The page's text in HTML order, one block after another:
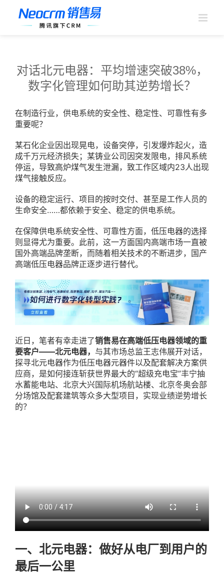
对话北元电器：平均增速突破38%，
数字化管理如何助其逆势增长？
在制造行业，供电系统的安全性、稳定性、可靠性有多
重要呢？
某石化企业因出现晃电，设备突停，引发爆炸起火，造
成千万元经济损失；某铸业公司因突发限电，排风系统
停运，导致高炉煤气发生泄漏，致工作区域内23人出现
煤气接触反应。
设备的稳定运行、项目的按时交付、甚至是工作人员的
生命安全……都依赖于安全、稳定的供电系统。
在保障供电系统安全性、可靠性方面，低压电器的选择
则显得尤为重要。此前，这一方面国内高端市场一直被
国外高端品牌垄断，而随着相关技术的不断进步，国产
高端低压电器品牌正逐步进行替代。
近日，笔者有幸走进了销售易在高端低压电器领域的重
要客户——北元电器， 与其市场总监王志伟展开对话，
探寻北元电器作为低压电器元器件以及配套解决方案供
应商，是如何接连斩获世界最大的“超级充电宝”丰宁抽
水蓄能电站、北京大兴国际机场航站楼、北京冬奥会部
分场馆及配套建筑等众多大型项目，实现业绩逆势增长
的？
一、北元电器：做好从电厂到用户的
最后一公里